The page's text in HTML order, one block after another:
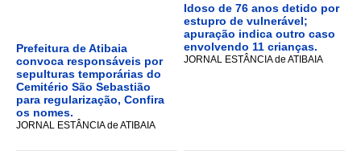
Prefeitura de Atibaia
convoca responsáveis por
sepulturas temporárias do
Cemitério São Sebastião
para regularização, Confira
os nomes.
JORNAL ESTÂNCIA de ATIBAIA
Idoso de 76 anos detido por
estupro de vulnerável;
apuração indica outro caso
envolvendo 11 crianças.
JORNAL ESTÂNCIA de ATIBAIA